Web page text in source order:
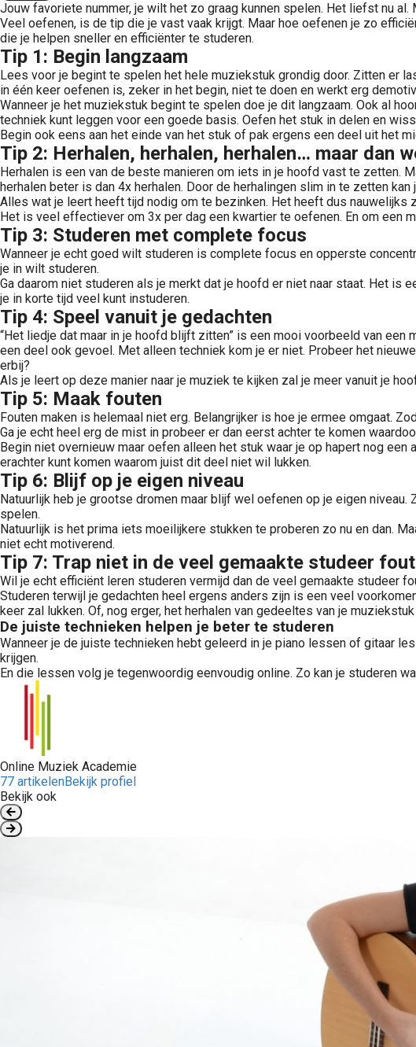
Jouw favoriete nummer, je wilt het zo graag kunnen spelen. Het liefst nu
Veel oefenen, is de tip die je vast vaak krijgt. Maar hoe oefenen je zo
die je helpen sneller en efficiënter te studeren.
Tip 1: Begin langzaam
Lees voor je begint te spelen het hele muziekstuk grondig door. Zitten er
in één keer oefenen is, zeker in het begin, niet te doen en werkt erg
Wanneer je het muziekstuk begint te spelen doe je dit langzaam. Ook al
techniek kunt leggen voor een goede basis. Oefen het stuk in delen en
Begin ook eens aan het einde van het stuk of pak ergens een deel uit het
Tip 2: Herhalen, herhalen, herhalen… maar dan
Herhalen is een van de beste manieren om iets in je hoofd vast te zetten.
herhalen beter is dan 4x herhalen. Door de herhalingen slim in te zetten
Alles wat je leert heeft tijd nodig om te bezinken. Het heeft dus
Het is veel effectiever om 3x per dag een kwartier te oefenen. En om een
Tip 3: Studeren met complete focus
Wanneer je echt goed wilt studeren is complete focus en opperste
je in wilt studeren.
Ga daarom niet studeren als je merkt dat je hoofd er niet naar staat. Het is
je in korte tijd veel kunt instuderen.
Tip 4: Speel vanuit je gedachten
“Het liedje dat maar in je hoofd blijft zitten” is een mooi voorbeeld van
een deel ook gevoel. Met alleen techniek kom je er niet. Probeer het
erbij?
Als je leert op deze manier naar je muziek te kijken zal je meer vanuit je
Tip 5: Maak fouten
Fouten maken is helemaal niet erg. Belangrijker is hoe je ermee omgaat.
Ga je echt heel erg de mist in probeer er dan eerst achter te komen
Begin niet overnieuw maar oefen alleen het stuk waar je op hapert nog
erachter kunt komen waarom juist dit deel niet wil lukken.
Tip 6: Blijf op je eigen niveau
Natuurlijk heb je grootse dromen maar blijf wel oefenen op je eigen niveau.
spelen.
Natuurlijk is het prima iets moeilijkere stukken te proberen zo nu en dan.
niet echt motiverend.
Tip 7: Trap niet in de veel gemaakte studeer
Wil je echt efficiënt leren studeren vermijd dan de veel gemaakte studeer
Studeren terwijl je gedachten heel ergens anders zijn is een veel
keer zal lukken. Of, nog erger, het herhalen van gedeeltes van je
De juiste technieken helpen je beter te studeren
Wanneer je de juiste technieken hebt geleerd in je piano lessen of gitaar
krijgen.
En die lessen volg je tegenwoordig eenvoudig online. Zo kan je studeren
Online Muziek Academie
77 artikelenBekijk profiel
Bekijk ook